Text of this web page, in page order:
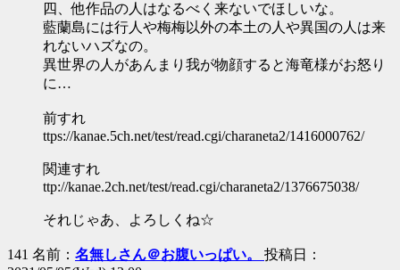
四、他作品の人はなるべく来ないでほしいな。
藍蘭島には行人や梅梅以外の本土の人や異国の人は来
れないハズなの。
異世界の人があんまり我が物顔すると海竜様がお怒り
に…
前すれ
ttps://kanae.5ch.net/test/read.cgi/charaneta2/1416000762/
関連すれ
ttp://kanae.2ch.net/test/read.cgi/charaneta2/1376675038/
それじゃあ、よろしくね☆
141 名前： 名無しさん＠お腹いっぱい。 投稿日：